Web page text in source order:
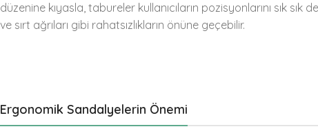
düzenine kıyasla, tabureler kullanıcıların pozisyonlarını sık sık
ve sırt ağrıları gibi rahatsızlıkların önüne geçebilir.
Ergonomik Sandalyelerin Önemi